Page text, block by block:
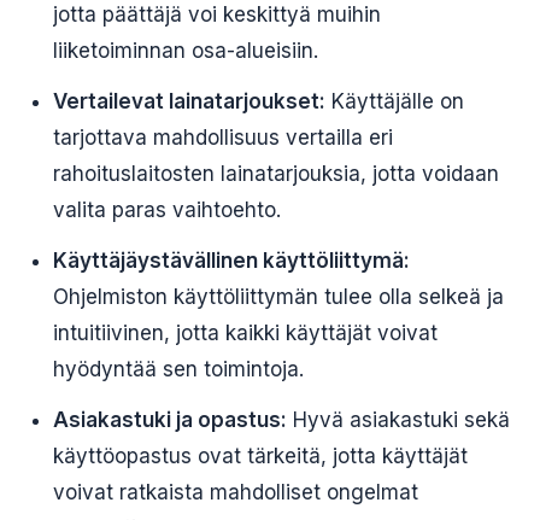
jotta päättäjä voi keskittyä muihin
liiketoiminnan osa-alueisiin.
Vertailevat lainatarjoukset: Käyttäjälle on
tarjottava mahdollisuus vertailla eri
rahoituslaitosten lainatarjouksia, jotta voidaan
valita paras vaihtoehto.
Käyttäjäystävällinen käyttöliittymä:
Ohjelmiston käyttöliittymän tulee olla selkeä ja
intuitiivinen, jotta kaikki käyttäjät voivat
hyödyntää sen toimintoja.
Asiakastuki ja opastus: Hyvä asiakastuki sekä
käyttöopastus ovat tärkeitä, jotta käyttäjät
voivat ratkaista mahdolliset ongelmat